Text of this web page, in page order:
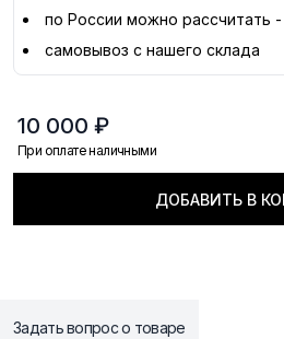
по России можно рассчитать -
самовывоз с нашего склада
10 000 ₽
При оплате наличными
ДОБАВИТЬ В
Задать вопрос о товаре